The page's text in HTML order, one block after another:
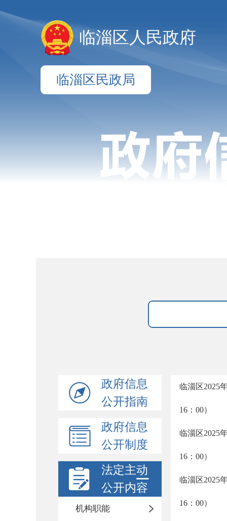
临淄区人民政府
临淄区民政局
政府信息
公开指南
政府信息
公开制度
法定主动
公开内容
机构职能
临淄区2025
16：00）
临淄区2025
16：00）
临淄区2025
16：00）